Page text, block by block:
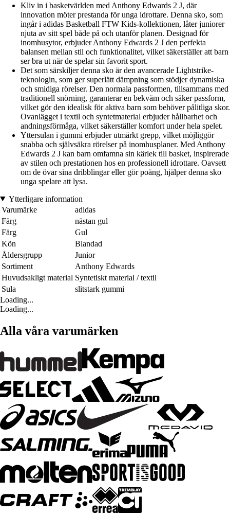
Kliv in i basketvärlden med Anthony Edwards 2 J, där
innovation möter prestanda för unga idrottare. Denna sko, som
ingår i adidas Basketball FTW Kids-kollektionen, låter juniorer
njuta av sitt spel både på och utanför planen. Designad för
inomhusytor, erbjuder Anthony Edwards 2 J den perfekta
balansen mellan stil och funktionalitet, vilket säkerställer att barn
ser bra ut när de spelar sin favorit sport.
Det som särskiljer denna sko är den avancerade Lightstrike-
teknologin, som ger superlätt dämpning som stödjer dynamiska
och smidiga rörelser. Den normala passformen, tillsammans med
traditionell snörning, garanterar en bekväm och säker passform,
vilket gör den idealisk för aktiva barn som behöver pålitliga skor.
Ovanlägget i textil och syntetmaterial erbjuder hållbarhet och
andningsförmåga, vilket säkerställer komfort under hela spelet.
Yttersulan i gummi erbjuder utmärkt grepp, vilket möjliggör
snabba och självsäkra rörelser på inomhusplaner. Med Anthony
Edwards 2 J kan barn omfamna sin kärlek till basket, inspirerade
av stilen och prestationen hos en professionell idrottare. Oavsett
om de övar sina dribblingar eller gör poäng, hjälper denna sko
unga spelare att lysa.
Ytterligare information
Varumärke
adidas
Färg
nästan gul
Färg
Gul
Kön
Blandad
Åldersgrupp
Junior
Sortiment
Anthony Edwards
Huvudsakligt material Syntetiskt material / textil
Sula
slitstark gummi
Loading...
Loading...
Alla våra varumärken